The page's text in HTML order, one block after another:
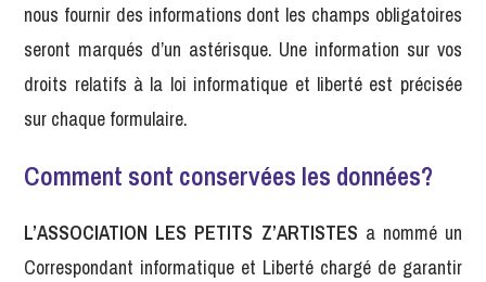
nous fournir des informations dont les champs obligatoires
seront marqués d’un astérisque. Une information sur vos
droits relatifs à la loi informatique et liberté est précisée
sur chaque formulaire.
Comment sont conservées les données?
L’ASSOCIATION LES PETITS Z’ARTISTES a nommé un
Correspondant informatique et Liberté chargé de garantir